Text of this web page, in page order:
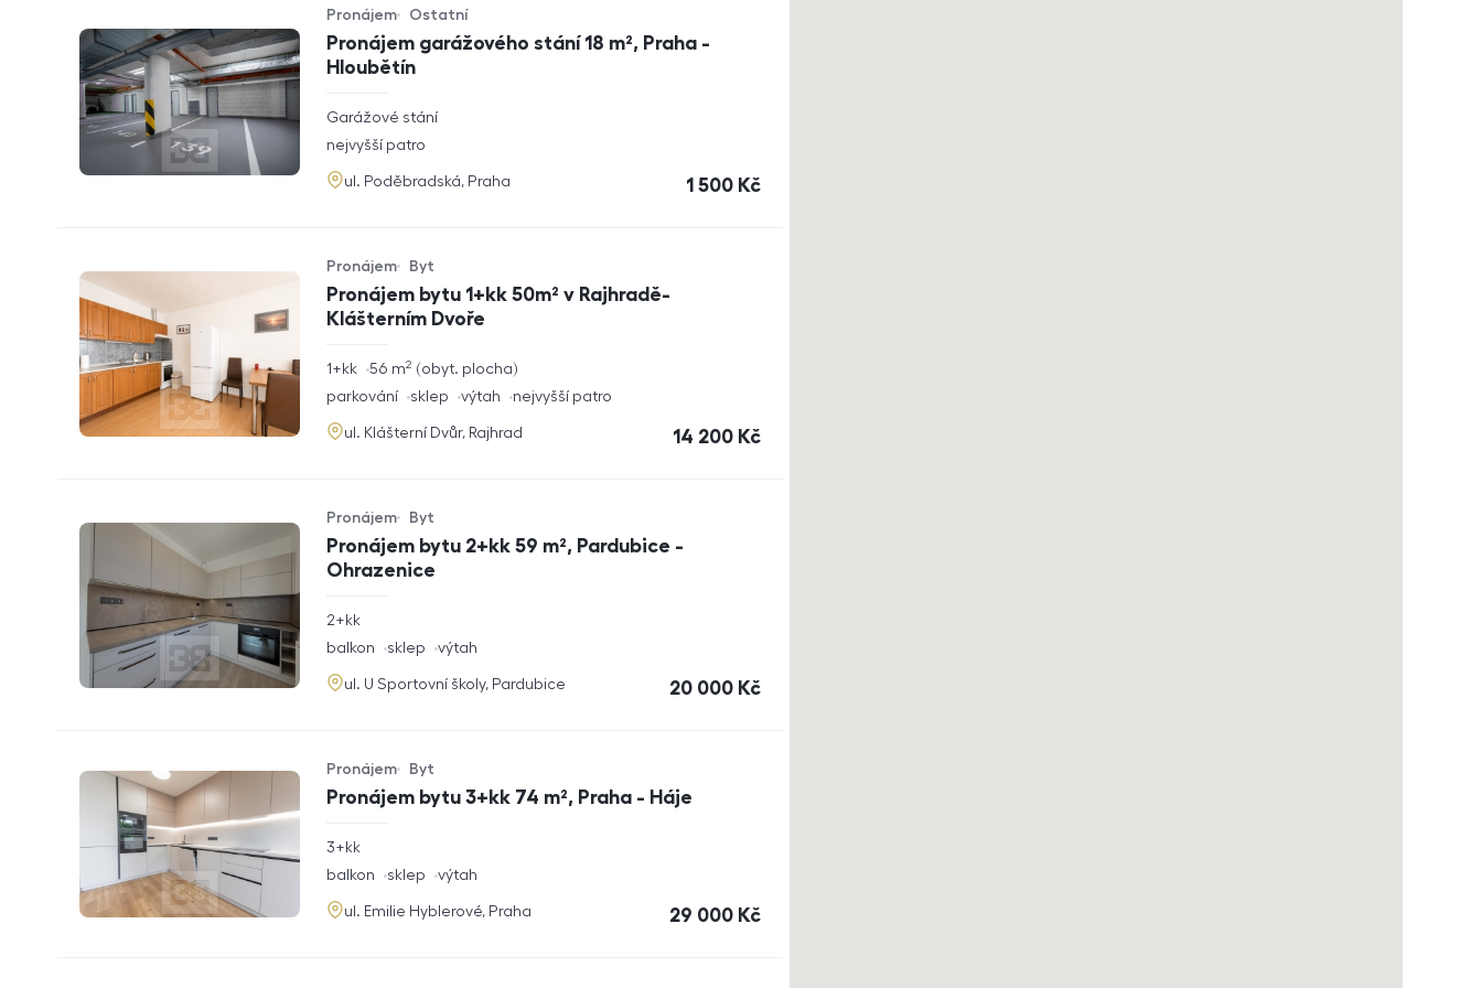
Pronájem garážového stání 18 m², Praha -
Hloubětín
Typ nabídky
Pronájem
Typ nemovitosti
Ostatní
rozměry
Garážové stání
funkce
nejvyšší patro
adresa
ul. Poděbradská, Praha cena
1 500 Kč
Pronájem bytu 1+kk 50m² v Rajhradě-
Klášterním Dvoře
Typ nabídky
Pronájem
Typ nemovitosti
Byt
rozměry
1+kk obyt. plocha
56 m2
funkce
parkování sklep výtah nejvyšší patro
adresa
ul. Klášterní Dvůr, Rajhrad cena
14 200 Kč
Pronájem bytu 2+kk 59 m², Pardubice -
Ohrazenice
Typ nabídky
Pronájem
Typ nemovitosti
Byt
rozměry
2+kk
funkce
balkon sklep výtah
adresa
ul. U Sportovní školy, Pardubice cena
20 000 Kč
Pronájem bytu 3+kk 74 m², Praha - Háje
Typ nabídky
Pronájem
Typ nemovitosti
Byt
rozměry
3+kk
funkce
balkon sklep výtah
adresa
ul. Emilie Hyblerové, Praha cena
29 000 Kč